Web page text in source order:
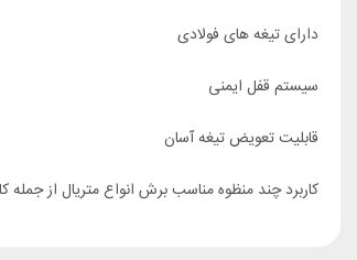
دارای تیغه های فولادی
سیستم قفل ایمنی
قابلیت تعویض تیغه آسان
کاربرد چند منظوه مناسب برش انواع متریال از